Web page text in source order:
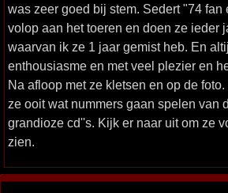
was zeer goed bij stem. Sedert "74 fan
volop aan het toeren en doen ze ieder
waarvan ik ze 1 jaar gemist heb. En
enthousiasme en met veel plezier en
Na afloop met ze kletsen en op de
ze ooit wat nummers gaan spelen van
grandioze cd''s. Kijk er naar uit om ze
zien.